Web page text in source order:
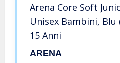
Arena Core Soft
Unisex Bambini, Blu
15 Anni
ARENA